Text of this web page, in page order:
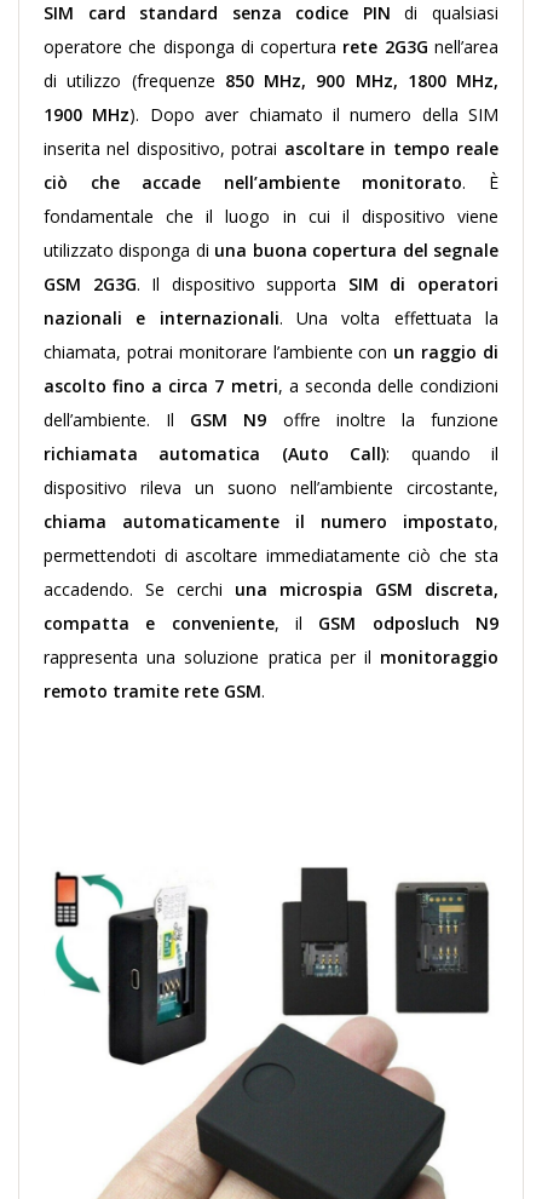
SIM card standard senza codice PIN di qualsiasi
operatore che disponga di copertura rete 2G3G nell’area
di utilizzo (frequenze 850 MHz, 900 MHz, 1800 MHz,
1900 MHz). Dopo aver chiamato il numero della SIM
inserita nel dispositivo, potrai ascoltare in tempo reale
ciò che accade nell’ambiente monitorato. È
fondamentale che il luogo in cui il dispositivo viene
utilizzato disponga di una buona copertura del segnale
GSM 2G3G. Il dispositivo supporta SIM di operatori
nazionali e internazionali. Una volta effettuata la
chiamata, potrai monitorare l’ambiente con un raggio di
ascolto fino a circa 7 metri, a seconda delle condizioni
dell’ambiente. Il GSM N9 offre inoltre la funzione
richiamata automatica (Auto Call): quando il
dispositivo rileva un suono nell’ambiente circostante,
chiama automaticamente il numero impostato,
permettendoti di ascoltare immediatamente ciò che sta
accadendo. Se cerchi una microspia GSM discreta,
compatta e conveniente, il GSM odposluch N9
rappresenta una soluzione pratica per il monitoraggio
remoto tramite rete GSM.